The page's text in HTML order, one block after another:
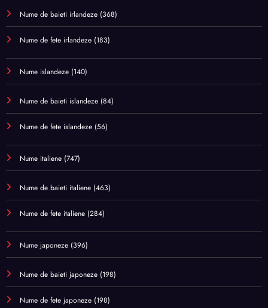
Nume de baieti irlandeze (368)
Nume de fete irlandeze (183)
Nume islandeze (140)
Nume de baieti islandeze (84)
Nume de fete islandeze (56)
Nume italiene (747)
Nume de baieti italiene (463)
Nume de fete italiene (284)
Nume japoneze (396)
Nume de baieti japoneze (198)
Nume de fete japoneze (198)